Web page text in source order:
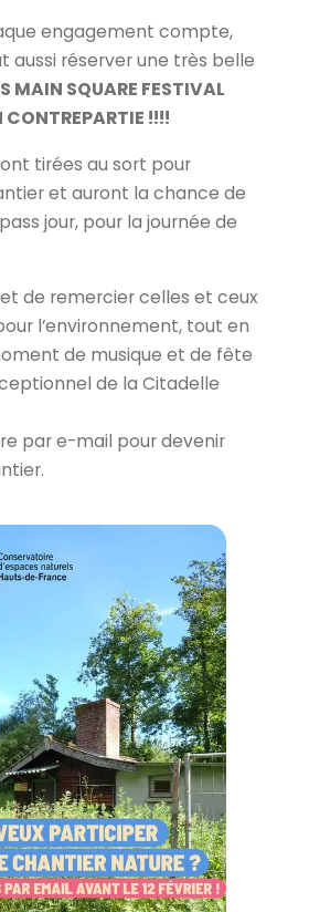
engagement compte,
réserver une très belle
MAIN SQUARE FESTIVAL
!!!!
tirées au sort pour
et auront la chance de
jour, pour la journée de
de remercier celles et ceux
l’environnement, tout en
de musique et de fête
de la Citadelle
par e-mail pour devenir